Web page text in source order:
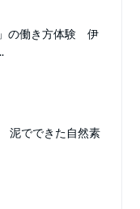
の働き方体験 伊
泥でできた自然素